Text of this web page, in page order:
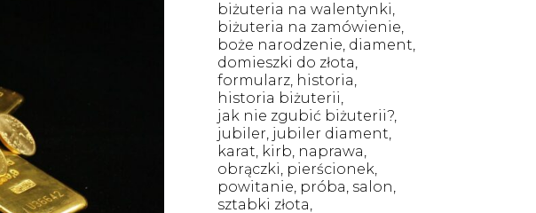
biżuteria na walentynki
biżuteria na zamówienie
boże narodzenie diament
domieszki do złota
formularz historia
historia biżuterii
jak nie zgubić biżuterii?
jubiler jubiler diament
karat kirb naprawa
obrączki pierścionek
powitanie próba salon
sztabki złota